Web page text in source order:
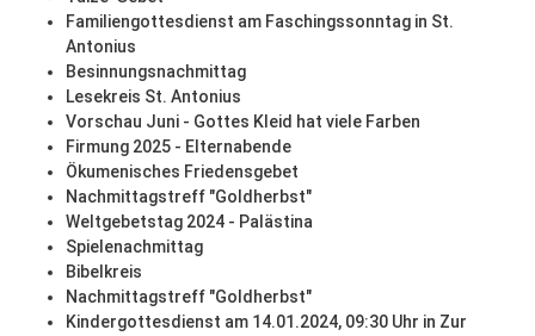
Familiengottesdienst am Faschingssonntag in St.
Antonius
Besinnungsnachmittag
Lesekreis St. Antonius
Vorschau Juni - Gottes Kleid hat viele Farben
Firmung 2025 - Elternabende
Ökumenisches Friedensgebet
Nachmittagstreff "Goldherbst"
Weltgebetstag 2024 - Palästina
Spielenachmittag
Bibelkreis
Nachmittagstreff "Goldherbst"
Kindergottesdienst am 14.01.2024, 09:30 Uhr in Zur